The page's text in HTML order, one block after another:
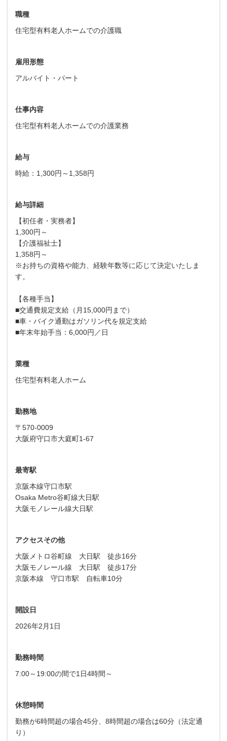
職種
住宅型有料老人ホームでの介護職
雇用形態
アルバイト・パート
仕事内容
住宅型有料老人ホームでの介護業務
給与
時給：1,300円～1,358円
給与詳細
【初任者・実務者】
1,300円～
【介護福祉士】
1,358円～
※お持ちの資格や能力、経験年数等に応じて決定いたしま
す。
【各種手当】
■交通費規定支給（月15,000円まで）
■車・バイク通勤はガソリン代を規定支給
■年末年始手当：6,000円／日
業種
住宅型有料老人ホーム
勤務地
〒570-0009
大阪府守口市大庭町1-67
最寄駅
京阪本線守口市駅
Osaka Metro谷町線大日駅
大阪モノレール線大日駅
アクセスその他
大阪メトロ谷町線 大日駅 徒歩16分
大阪モノレール線 大日駅 徒歩17分
京阪本線 守口市駅 自転車10分
開設日
2026年2月1日
勤務時間
7:00～19:00の間で1日4時間～
休憩時間
勤務が6時間超の場合45分、8時間超の場合は60分（法定通
り）